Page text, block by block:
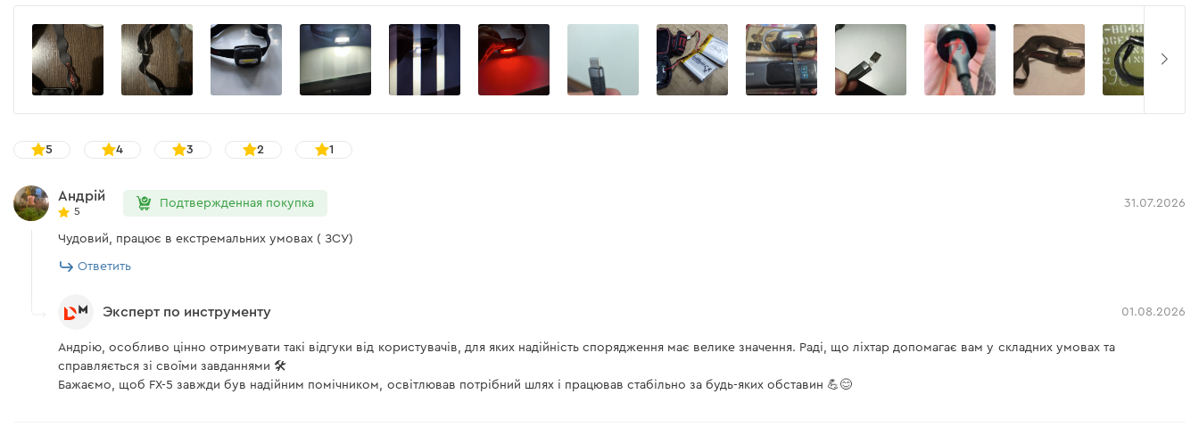
Быстрый магнитный кабель Dnipro-M Type-C (1.5м)
Инструкция пользователя
Скачать инструкцию к "Налобный фонарь Dnipro-M FX-5"
5 4 3 2 1
Андрій
5
Подтвержденная покупка 31.07.2026
Чудовий, працює в екстремальних умовах ( ЗСУ)
Ответить
Эксперт по инструменту 01.08.2026
Андрію, особливо цінно отримувати такі відгуки від користувачів, для яких надійність спорядження має велике значення. Раді, що ліхтар допомагає вам у складних умовах та
справляється зі своїми завданнями 🛠️
Бажаємо, щоб FX-5 завжди був надійним помічником, освітлював потрібний шлях і працював стабільно за будь-яких обставин 💪😊